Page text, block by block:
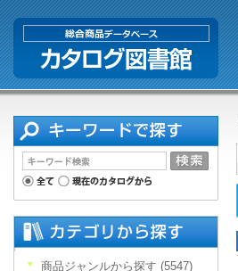
商品ジャンルから探す (5547)